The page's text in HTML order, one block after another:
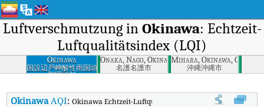
Luftverschmutzung in Okinawa: Echtzeit-
Luftqualitätsindex (LQI)
Okinawa
国設辺戸岬酸性雨国頭
郡国頭村
Onaka, Nago, Okinawa
名護名護市
Mihara, Okinawa, Okinawa
沖縄沖縄市
OkinawaAQI:Okinawa Echtzeit-Luftqualitätsindex (AQI).